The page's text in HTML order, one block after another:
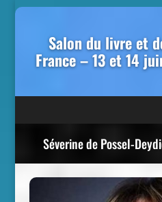
Salon du livre et
France – 13 et 14
Séverine de Possel-